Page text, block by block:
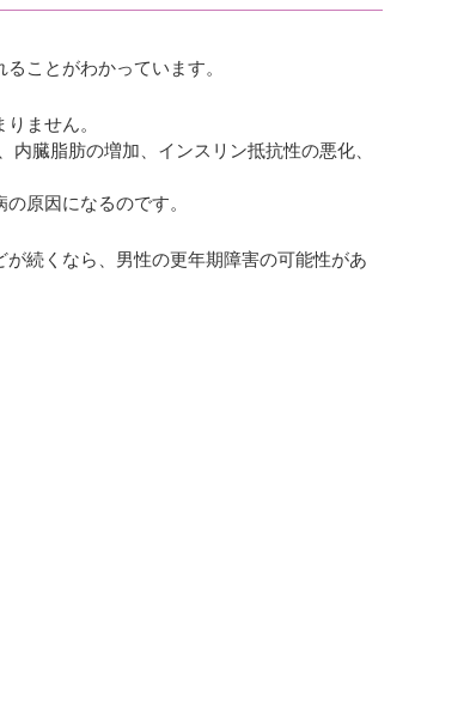
ことがわかっています。
ません。
臓脂肪の増加、インスリン抵抗性の悪化、
原因になるのです。
続くなら、男性の更年期障害の可能性があ